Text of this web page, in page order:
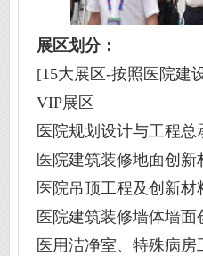
展区划分：
[15大展区-按照医院建
VIP展区
医院规划设计与工程总
医院建筑装修地面创新
医院吊顶工程及创新材
医院建筑装修墙体墙面
医用洁净室、特殊病